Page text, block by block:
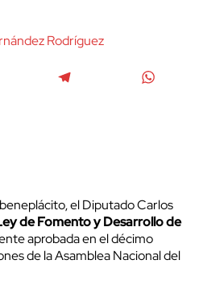
Rodríguez
el Diputado Carlos
de Fomento y Desarrollo de
aprobada en el décimo
de la Asamblea Nacional del